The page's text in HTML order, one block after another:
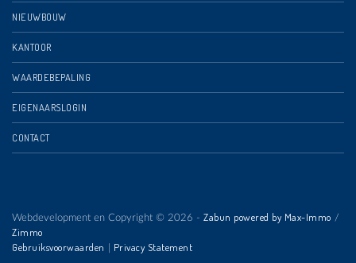
NIEUWBOUW
KANTOOR
WAARDEBEPALING
EIGENAARSLOGIN
CONTACT
Webdevelopment en Copyright © 2026 - Zabun powered by Max-Immo /
Zimmo
Gebruiksvoorwaarden
Privacy Statement